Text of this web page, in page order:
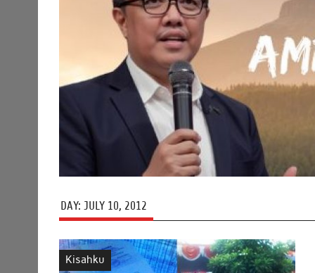
DAY: JULY 10, 2012
Kisahku